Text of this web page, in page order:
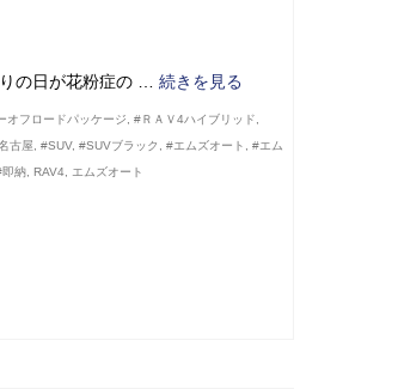
りの日が花粉症の …続きを見る
オフロードパッケージ ,#ＲＡＶ4ハイブリッド
古屋 ,#SUV,#SUVブラック ,#エムズオート ,#エム
即納 ,RAV4 エムズオート